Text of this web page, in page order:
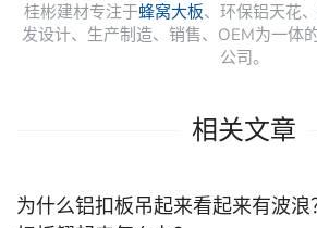
桂彬建材专注于蜂窝大板、环保铝天花
发设计、生产制造、销售、OEM为一体
公司。
相关文章
为什么铝扣板吊起来看起来有波